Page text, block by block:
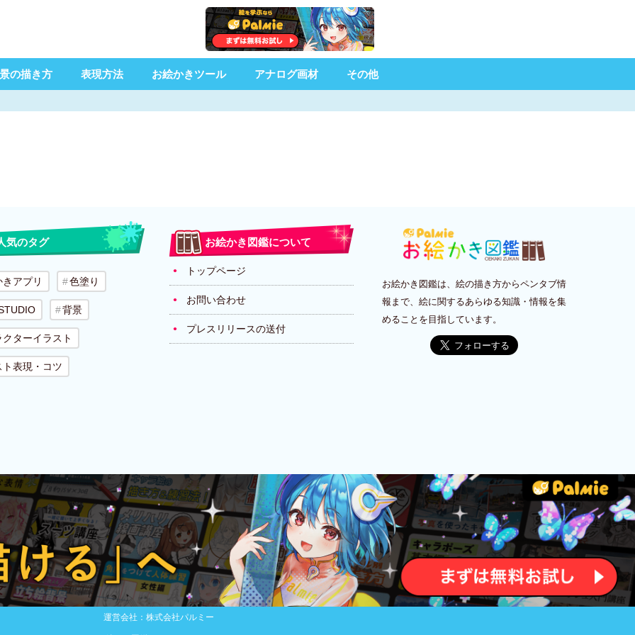
の描き方 表現方法 お絵かきツール アナログ画材 その他
気のタグ
アプリ 色塗り
背景
ターイラスト
ト表現・コツ
お絵かき図鑑について
トップページ
お問い合わせ
プレスリリースの送付
お絵かき図鑑は、絵の描き方からペンタブ情
報まで、絵に関するあらゆる知識・情報を集
めることを目指しています。
運営会社：株式会社パルミー